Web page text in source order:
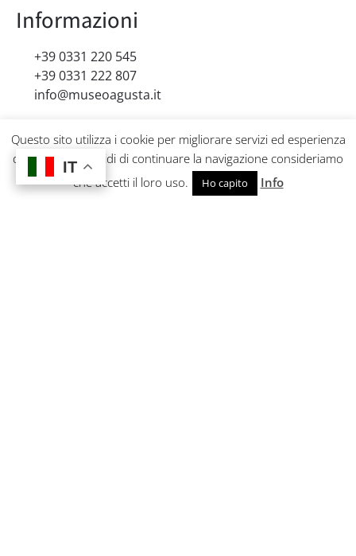
Informazioni
+39 0331 220 545
+39 0331 222 807
info@museoagusta.it
Prenotazione e gruppi
Visite guidate
Speciale scuole
IT
IT
Questo sito utilizza i cookie per migliorare servizi ed esperienza
dei lettori. Se decidi di continuare la navigazione consideriamo
che accetti il loro uso.
Ho capito Info